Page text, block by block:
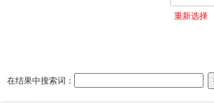
重新选择
在结果中搜索词：